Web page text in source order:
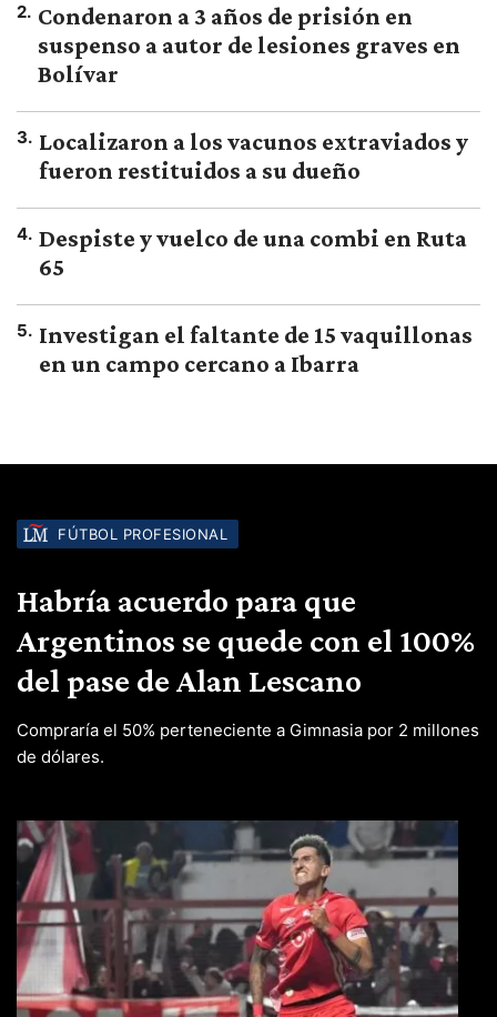
2. Condenaron a 3 años de prisión en
suspenso a autor de lesiones graves en
Bolívar
3. Localizaron a los vacunos extraviados y
fueron restituidos a su dueño
4. Despiste y vuelco de una combi en Ruta
65
5. Investigan el faltante de 15 vaquillonas
en un campo cercano a Ibarra
FÚTBOL PROFESIONAL
Habría acuerdo para que
Argentinos se quede con el 100%
del pase de Alan Lescano
Compraría el 50% perteneciente a Gimnasia por 2 millones
de dólares.